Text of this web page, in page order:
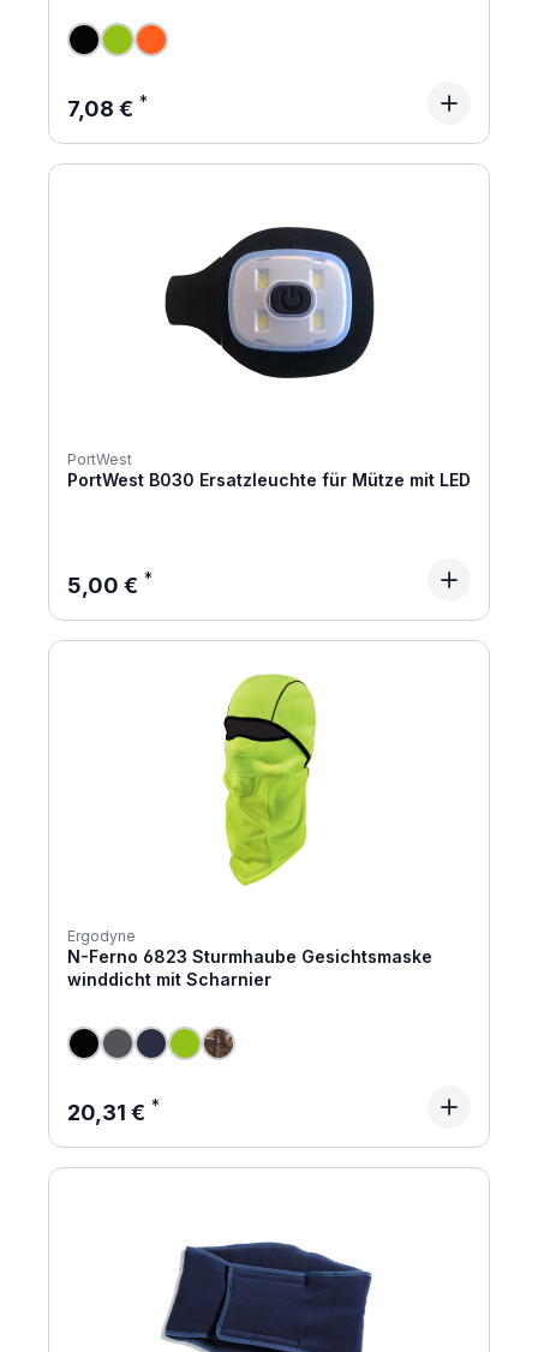
Regulärer Preis:
7,08 €
PortWest
PortWest B030 Ersatzleuchte für Mütze mit LED
Regulärer Preis:
5,00 €
Ergodyne
N-Ferno 6823 Sturmhaube Gesichtsmaske
winddicht mit Scharnier
Regulärer Preis:
20,31 €